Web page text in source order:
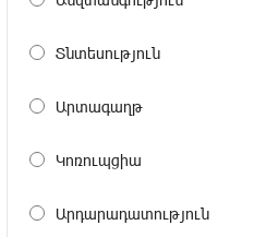
37 թիվն է. վաղը
հասցեներում լույս չի լինելու
Տնտեսություն
Արտագաղթ
Կոռուպցիա
Արդարադատություն